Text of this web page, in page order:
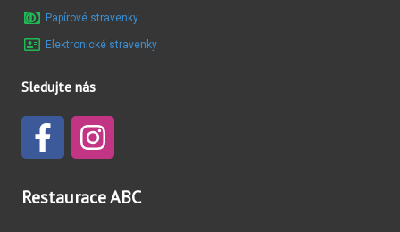
Papírové stravenky
Elektronické stravenky
Sledujte nás
Restaurace ABC